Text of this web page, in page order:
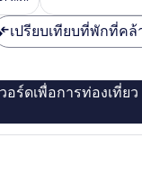
เปรียบเทียบที่พักที่คล้
ร์ดเพื่อการท่องเที่ยว